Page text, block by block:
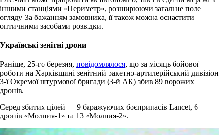
іншими станціями «Периметр», розширюючи загальне поле
огляду. За бажанням замовника, її також можна оснастити
оптичними засобами розвідки.
Українські зенітні дрони
Раніше, 25-го березня, повідомлялося, що за місяць бойової
роботи на Харківщині зенітний ракетно-артилерійський дивізіон
3-ї Окремої штурмової бригади (3-й АК) збив 89 ворожих
дронів.
Серед збитих цілей — 9 баражуючих боєприпасів Lancet, 6
дронів «Молния-1» та 13 «Молния-2».